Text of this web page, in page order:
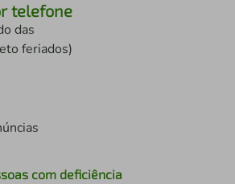
telefone
das
feriados)
com deficiência